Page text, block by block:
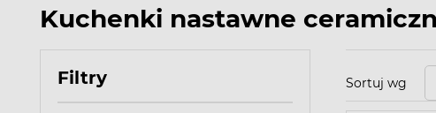
Kuchenki nastawne
Filtry Sortuj wg